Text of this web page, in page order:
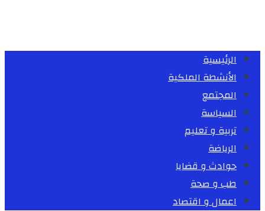
الرئيسية
الأنشطة الملكية
المجتمع
السياسة
تربية و تعليم
الرياضة
حوادث و قضايا
طب و صحة
اعمال و اقتصاد